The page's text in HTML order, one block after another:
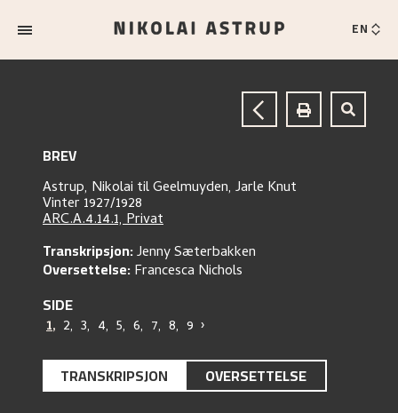
EN
BREV
Astrup, Nikolai tilGeelmuyden, Jarle Knut
Vinter 1927/1928
ARC.A.4.14.1, Privat
Transkripsjon:Jenny Sæterbakken
Oversettelse:Francesca Nichols
SIDE
1, 2, 3, 4, 5, 6, 7, 8, 9 ›
TRANSKRIPSJON OVERSETTELSE